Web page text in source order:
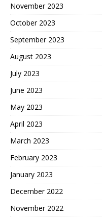
November 2023
October 2023
September 2023
August 2023
July 2023
June 2023
May 2023
April 2023
March 2023
February 2023
January 2023
December 2022
November 2022